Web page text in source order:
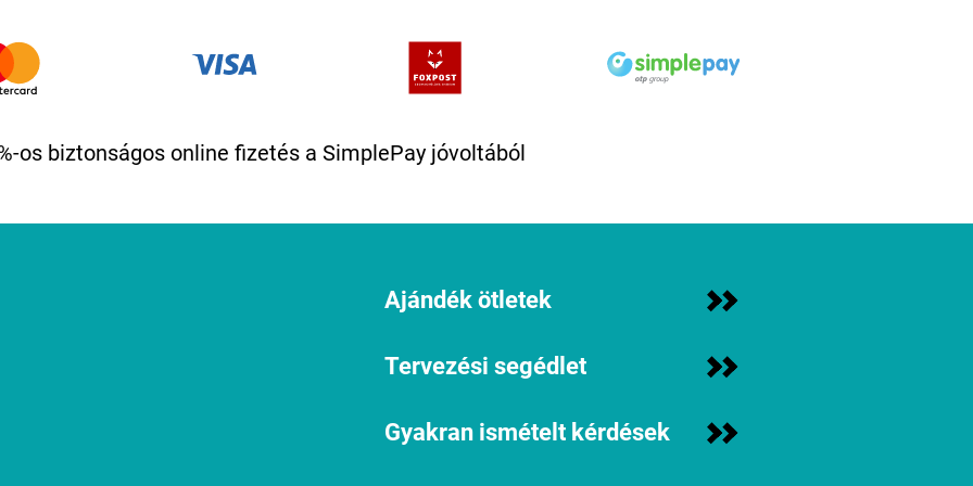
os biztonságos online fizetés a SimplePay jóvoltából
Ajándék ötletek
Tervezési segédlet
Gyakran ismételt kérdések